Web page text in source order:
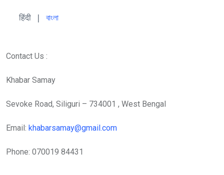
हिंदी বাংলা
Contact Us :
Khabar Samay
Sevoke Road, Siliguri – 734001 , West Bengal
Email: khabarsamay@gmail.com
Phone: 070019 84431